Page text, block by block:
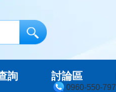
0960-550-797
詢 討論區